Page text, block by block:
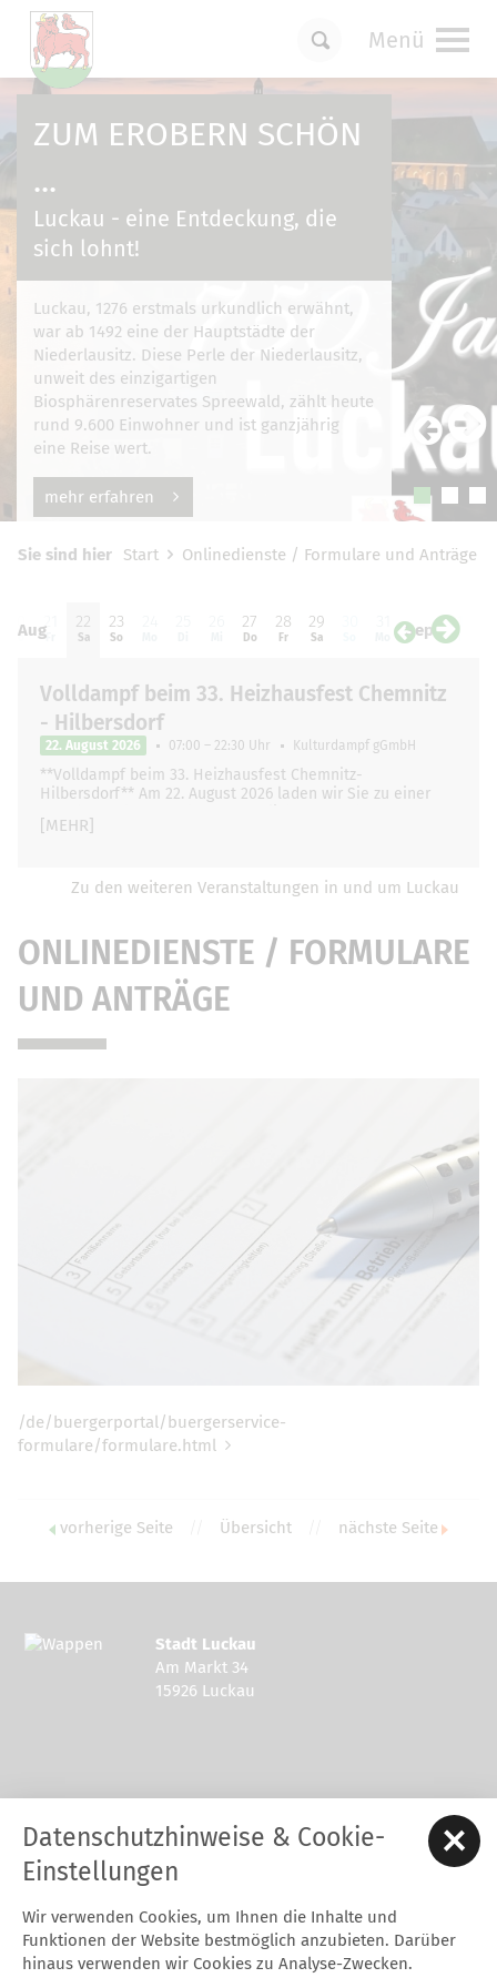
Menü
ZUM EROBERN SCHÖN
...
Luckau - eine Entdeckung, die
sich lohnt!
Luckau, 1276 erstmals urkundlich erwähnt,
war ab 1492 eine der Hauptstädte der
Niederlausitz. Diese Perle der Niederlausitz,
unweit des einzigartigen
Biosphärenreservates Spreewald, zählt heute
rund 9.600 Einwohner und ist ganzjährig
eine Reise wert.
mehr erfahren
Sie sind hier Start Onlinedienste / Formulare und Anträge
20
Do
21
Fr
22
Sa
23
So
27
Do
28
Fr
29
Sa Sep 01
Di
Aug
Volldampf beim 33. Heizhausfest Chemnitz
- Hilbersdorf
22. August 2026 07:00 – 22:30 Uhr Kulturdampf gGmbH
**Volldampf beim 33. Heizhausfest Chemnitz-
Hilbersdorf** Am 22. August 2026 laden wir Sie zu einer
[MEHR]
Zu den weiteren Veranstaltungen in und um Luckau
ONLINEDIENSTE / FORMULARE
UND ANTRÄGE
/de/buergerportal/buergerservice-
formulare/formulare.html
vorherige Seite Übersicht nächste Seite
Stadt Luckau
Am Markt 34
15926 Luckau
Tel.: 03544 - 594 0
Fax: 03544 - 2948
E-Mail:stadt@luckau.de
Start Karriere Kontakt Datenschutz
Impressum
Barrierefreiheitserklärung
Intern
Datenschutzhinweise & Cookie-
Einstellungen
Wir verwenden Cookies, um Ihnen die Inhalte und
Funktionen der Website bestmöglich anzubieten. Darüber
hinaus verwenden wir Cookies zu Analyse-Zwecken.
Um Einstellungen zur Barrierefreiheit
für funktionale Cookiesin den Cookie-